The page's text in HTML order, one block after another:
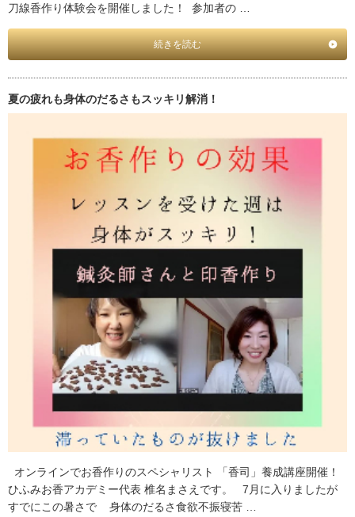
刀線香作り体験会を開催しました！ 参加者の …
続きを読む
夏の疲れも身体のだるさもスッキリ解消！
オンラインでお香作りのスペシャリスト 「香司」養成講座開催！
ひふみお香アカデミー代表 椎名まさえです。 7月に入りましたが
すでにこの暑さで 身体のだるさ食欲不振寝苦 …